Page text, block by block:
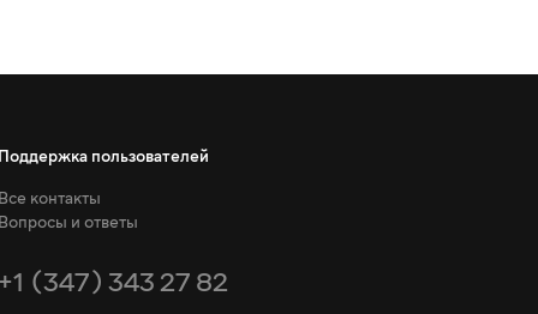
Поддержка пользователей
Все контакты
Вопросы и ответы
+1 (347) 343 27 82